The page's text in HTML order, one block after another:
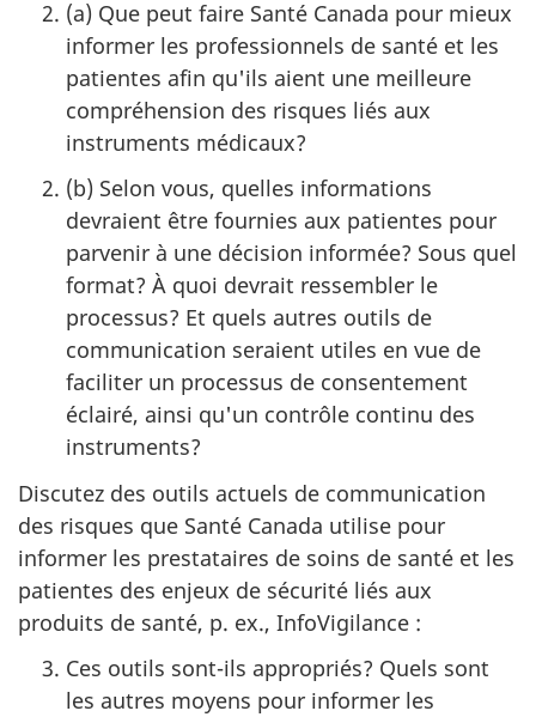
(a) Que peut faire Santé Canada pour mieux
informer les professionnels de santé et les
patientes afin qu'ils aient une meilleure
compréhension des risques liés aux
instruments médicaux?
(b) Selon vous, quelles informations
devraient être fournies aux patientes pour
parvenir à une décision informée? Sous quel
format? À quoi devrait ressembler le
processus? Et quels autres outils de
communication seraient utiles en vue de
faciliter un processus de consentement
éclairé, ainsi qu'un contrôle continu des
instruments?
Discutez des outils actuels de communication
des risques que Santé Canada utilise pour
informer les prestataires de soins de santé et les
patientes des enjeux de sécurité liés aux
produits de santé, p. ex., InfoVigilance :
Ces outils sont-ils appropriés? Quels sont
les autres moyens pour informer les